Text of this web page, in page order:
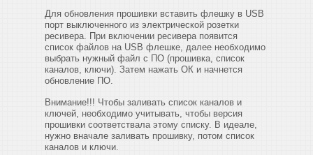
Для обновления прошивки вставить флешку в USB
порт выключенного из электрической розетки
ресивера. При включении ресивера появится
список файлов на USB флешке, далее необходимо
выбрать нужный файл с ПО (прошивка, список
каналов, ключи). Затем нажать ОК и начнется
обновление ПО.
Внимание!!! Чтобы заливать список каналов и
ключей, необходимо учитывать, чтобы версия
прошивки соответствала этому списку. В идеале,
нужно вначале заливать прошивку, потом список
каналов и ключи.